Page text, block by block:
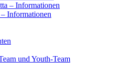
– Informationen
Informationen
und Youth-Team